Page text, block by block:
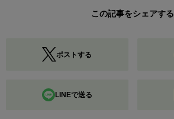
この記事をシェアする
ポストする
LINEで送る